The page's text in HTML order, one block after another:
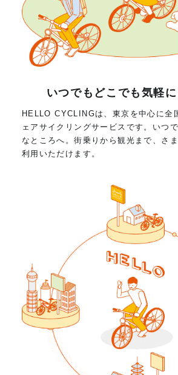
いつでもどこでも気軽
HELLO CYCLINGは、東京を中心に全
ェアサイクリングサービスです。いつ
なところへ。街乗りから観光まで、さ
利用いただけます。